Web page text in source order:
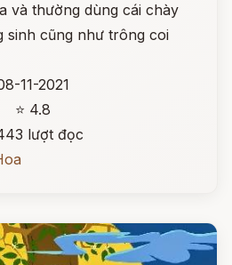
và thường dùng cái chày
sinh cũng như trông coi
11-2021
⭐ 4.8
lượt đọc